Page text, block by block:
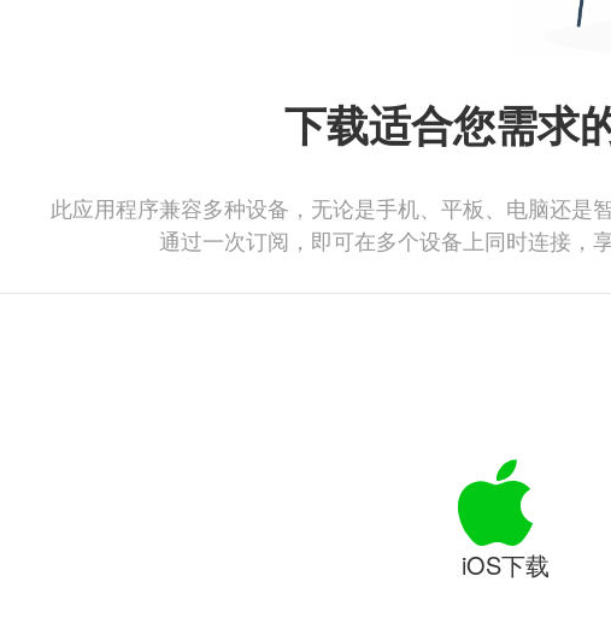
下载适合您需求
此应用程序兼容多种设备，无论是手机、平板、电脑还是
通过一次订阅，即可在多个设备上同时连接，
iOS下载